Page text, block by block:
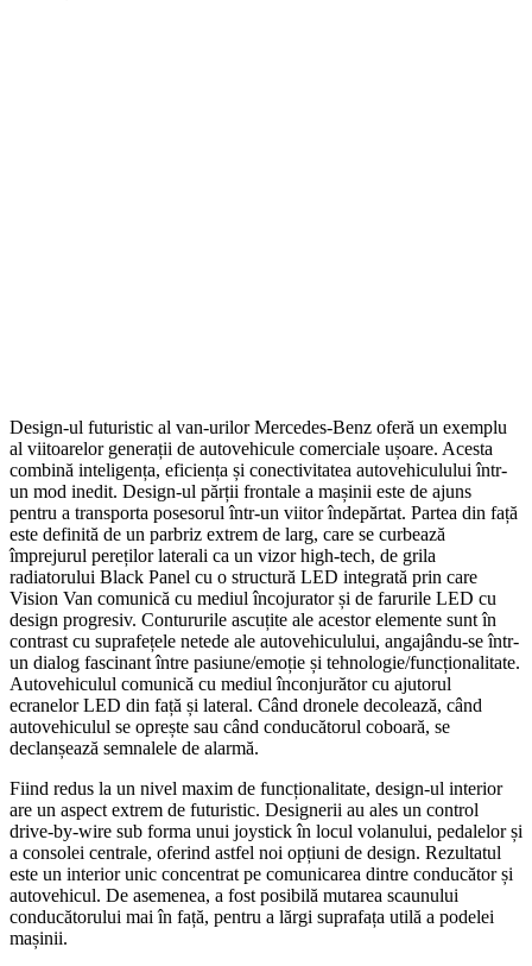
Design-ul futuristic al van-urilor Mercedes-Benz oferă un exemplu
al viitoarelor generații de autovehicule comerciale ușoare. Acesta
combină inteligența, eficiența și conectivitatea autovehiculului într-
un mod inedit. Design-ul părții frontale a mașinii este de ajuns
pentru a transporta posesorul într-un viitor îndepărtat. Partea din față
este definită de un parbriz extrem de larg, care se curbează
împrejurul pereților laterali ca un vizor high-tech, de grila
radiatorului Black Panel cu o structură LED integrată prin care
Vision Van comunică cu mediul încojurator și de farurile LED cu
design progresiv. Contururile ascuțite ale acestor elemente sunt în
contrast cu suprafețele netede ale autovehiculului, angajându-se într-
un dialog fascinant între pasiune/emoție și tehnologie/funcționalitate.
Autovehiculul comunică cu mediul înconjurător cu ajutorul
ecranelor LED din față și lateral. Când dronele decolează, când
autovehiculul se oprește sau când conducătorul coboară, se
declanșează semnalele de alarmă.
Fiind redus la un nivel maxim de funcționalitate, design-ul interior
are un aspect extrem de futuristic. Designerii au ales un control
drive-by-wire sub forma unui joystick în locul volanului, pedalelor și
a consolei centrale, oferind astfel noi opțiuni de design. Rezultatul
este un interior unic concentrat pe comunicarea dintre conducător și
autovehicul. De asemenea, a fost posibilă mutarea scaunului
conducătorului mai în față, pentru a lărgi suprafața utilă a podelei
mașinii.